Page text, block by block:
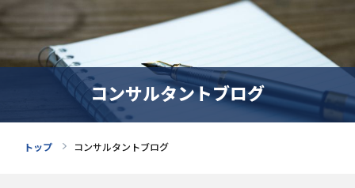
コンサルタントブログ
トップ コンサルタントブログ